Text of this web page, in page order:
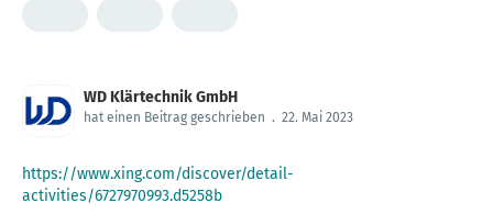
WD Klärtechnik GmbH
hat einen Beitrag geschrieben . 22. Mai 2023
https://www.xing.com/discover/detail-
activities/6727970993.d5258b